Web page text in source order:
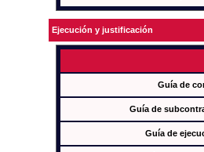
Ejecución y justificación
Guía de
Guía de
Guía de